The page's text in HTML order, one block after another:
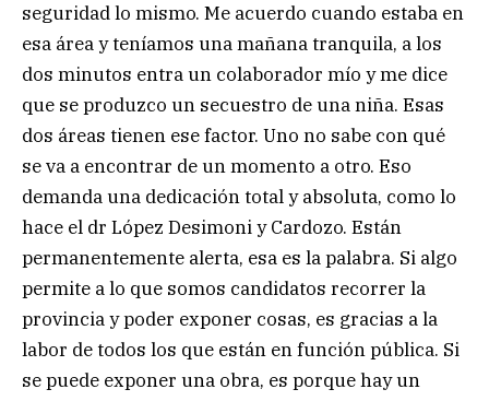
seguridad lo mismo. Me acuerdo cuando estaba en
esa área y teníamos una mañana tranquila, a los
dos minutos entra un colaborador mío y me dice
que se produzco un secuestro de una niña. Esas
dos áreas tienen ese factor. Uno no sabe con qué
se va a encontrar de un momento a otro. Eso
demanda una dedicación total y absoluta, como lo
hace el dr López Desimoni y Cardozo. Están
permanentemente alerta, esa es la palabra. Si algo
permite a lo que somos candidatos recorrer la
provincia y poder exponer cosas, es gracias a la
labor de todos los que están en función pública. Si
se puede exponer una obra, es porque hay un